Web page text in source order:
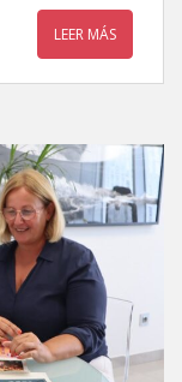
LEER MÁS